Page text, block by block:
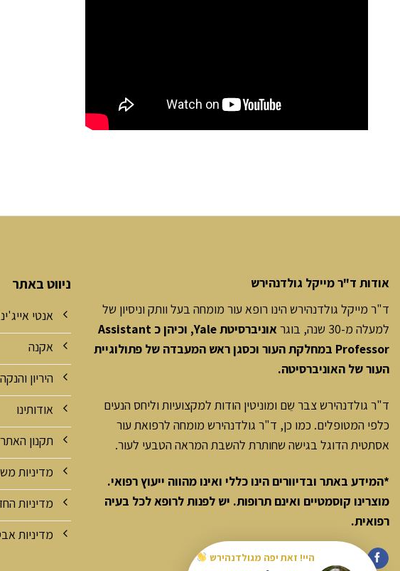
אודות ד"ר מייקל גולדנהירש
ד"ר מייקל גולדנהירש הינו רופא עור מומחה בעל וותק וניסיון של
למעלה מ-30 שנה, בוגר
אוניברסיטת Yale, וכיהן כ Assistant
Professor במחלקת העור וכסגן ראש המעבדה של פתולוגיית
העור של האוניברסיטה.
ד"ר גולדנהירש צבר שֵם ומוניטין הודות למקצועיות וליחס הנעים
כלפי המטופלים. כמו כן, ד"ר גולדנהירש מומחה לרפואת עור
אסתטית הדוגל בגישה שחותרת להשבת המראה הטבעי לעור.
*המידע באתר ובדיוורים הינו כללי ואינו מהווה ייעוץ רפואי.
מוצרינו קוסמטיים ואינם תרופות. יש לפנות לרופא לכל בעיה
רפואית.
ניווט באתר
אנטי
אקנה
היריון והנקה
אודותינו
תקנון האתר
מדיניות
מדיניות
מדיניות
היי! זאת יפה מגולדנהירש